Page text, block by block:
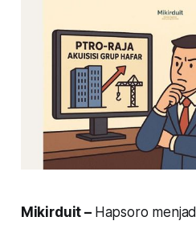
Mikirduit – Hapsoro